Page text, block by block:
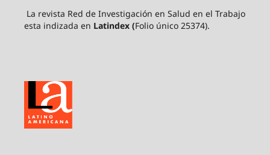
La revista Red de Investigación en Salud en el Trabajo
esta indizada en Latindex (Folio único 25374).